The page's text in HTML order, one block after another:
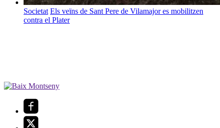
Societat Els veïns de Sant Pere de Vilamajor es mobilitzen
contra el Plater